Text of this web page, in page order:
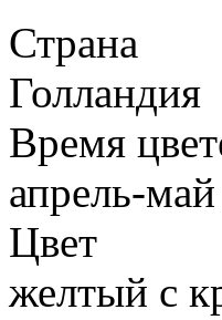
Страна
Голландия
Время
апрель-май
Цвет
желтый с